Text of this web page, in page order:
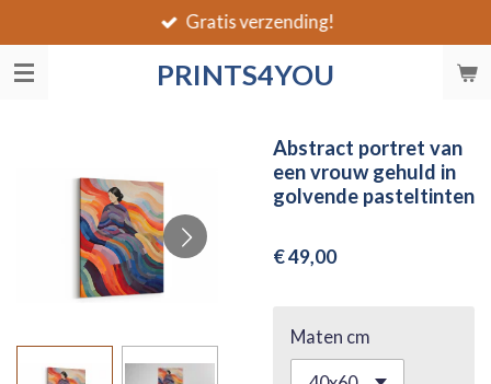
direct
naar
PRINTS4YOU
Gratis verzending!
Abstract portret van
een vrouw gehuld in
golvende pasteltinten
€ 49,00
Maten cm